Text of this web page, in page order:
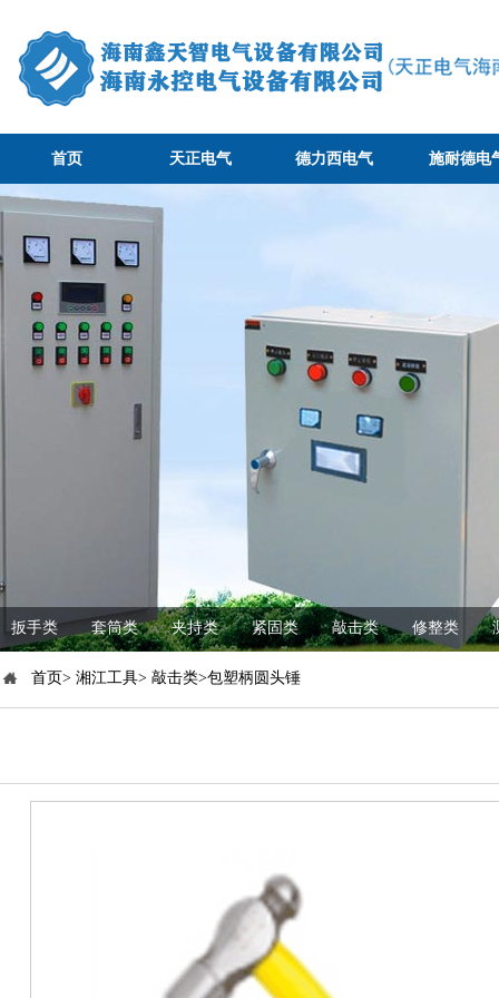
首页 天正电气 德力西电气 施耐德电
扳手类 套筒类 夹持类 紧固类 敲击类 修整类
首页> 湘江工具> 敲击类>包塑柄圆头锤